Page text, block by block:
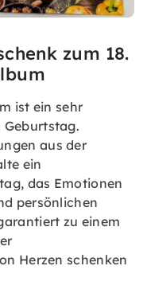
zum 18.
ist ein sehr
Geburtstag.
aus der
ein
das Emotionen
persönlichen
zu einem
Herzen schenken